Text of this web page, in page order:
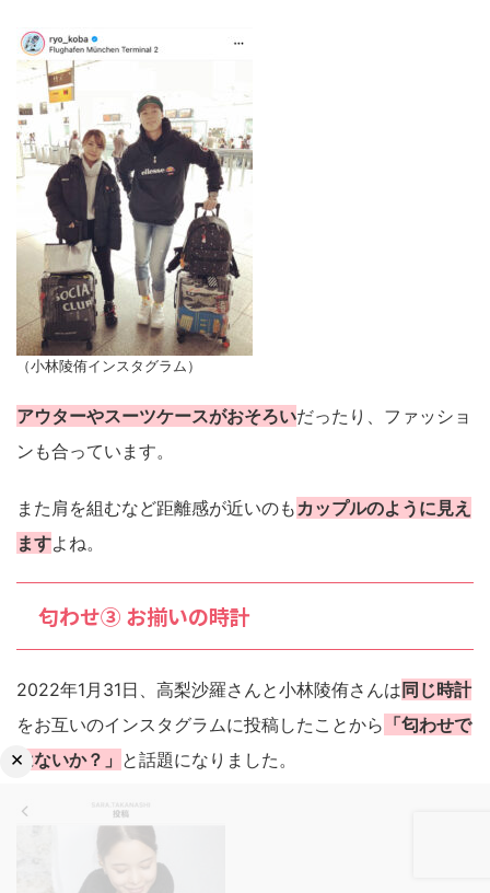
（小林陵侑インスタグラム）
アウターやスーツケースがおそろいだったり、ファッショ
ンも合っています。
また肩を組むなど距離感が近いのも カップルのように見え
ますよね。
匂わせ③ お揃いの時計
2022年1月31日、高梨沙羅さんと小林陵侑さんは同じ時計
をお互いのインスタグラムに投稿したことから 「匂わせで
はないか？」 と話題になりました。
×